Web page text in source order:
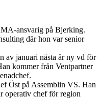
ansvarig på Bjerking.
där hon var senior
av januari nästa år ny vd för
kommer från Ventpartner
Öst på Assemblin VS. Han
operativ chef för region